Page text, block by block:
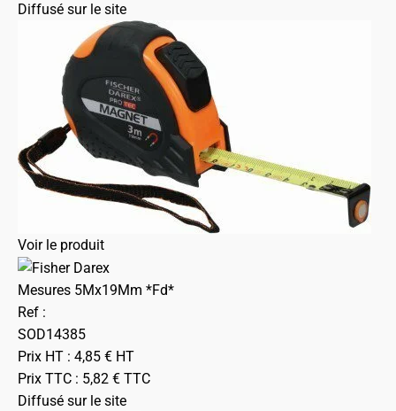
Diffusé sur le site
Voir le produit
Mesures 5Mx19Mm *Fd*
Ref :
SOD14385
Prix HT : 4,85 € HT
Prix TTC : 5,82 € TTC
Diffusé sur le site